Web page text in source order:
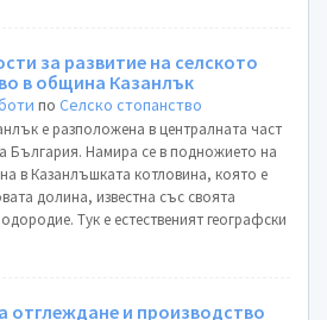
за развитие на селското
в община Казанлък
поСелско стопанство
е разположена в централната част
България. Намира се в подножието на
в Казанлъшката котловина, която е
долина, известна със своята
Тук е естественият географски
отглеждане и производство